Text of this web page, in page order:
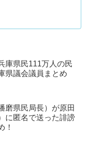
庫県民111万人の民
県議会議員まとめ
磨県民局長）が原田
に匿名で送った誹謗
！